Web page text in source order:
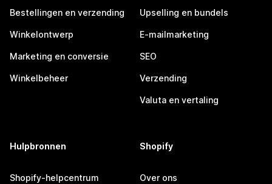
Bestellingen en verzending
Winkelontwerp
Marketing en conversie
Winkelbeheer
Upselling en bundels
E-mailmarketing
SEO
Verzending
Valuta en vertaling
Hulpbronnen
Shopify-helpcentrum
Shopify
Over ons